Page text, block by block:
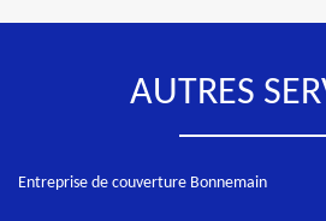
AUTRES
Entreprise de couverture Bonnemain